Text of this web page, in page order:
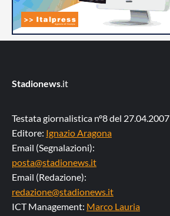
Stadionews.it
Testata giornalistica n°8 del 27.04.2007
Editore: Ignazio Aragona
Email (Segnalazioni):
posta@stadionews.it
Email (Redazione):
redazione@stadionews.it
ICT Management: Marco Lauria